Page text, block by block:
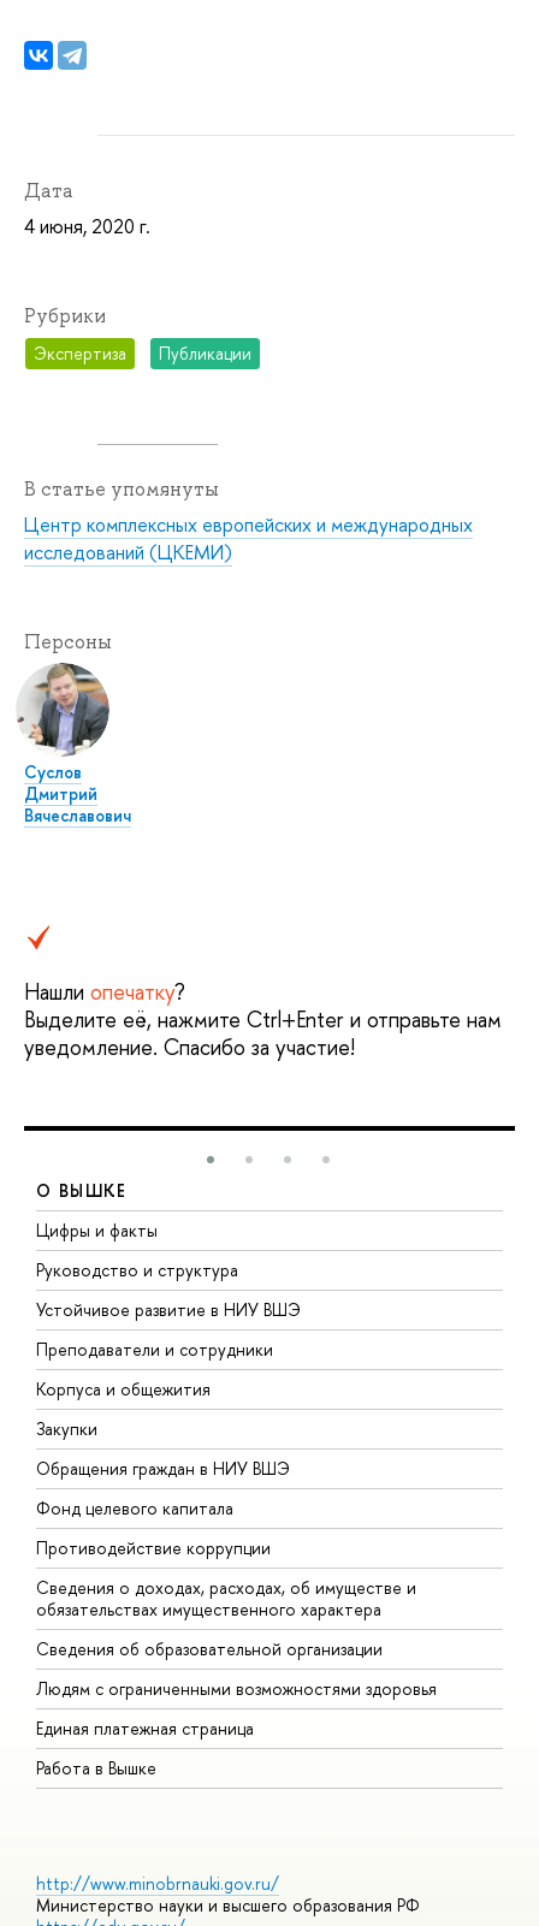
Дата
4 июня, 2020 г.
Рубрики
Экспертиза Публикации
В статье упомянуты
Центр комплексных европейских и международных
исследований (ЦКЕМИ)
Персоны
Суслов
Дмитрий
Вячеславович
Нашли опечатку?
Выделите её, нажмите Ctrl+Enter и отправьте нам
уведомление. Спасибо за участие!
О ВЫШКЕ
Цифры и факты
Руководство и структура
Устойчивое развитие в НИУ ВШЭ
Преподаватели и сотрудники
Корпуса и общежития
Закупки
Обращения граждан в НИУ ВШЭ
Фонд целевого капитала
Противодействие коррупции
Сведения о доходах, расходах, об имуществе и
обязательствах имущественного характера
Сведения об образовательной организации
Людям с ограниченными возможностями здоровья
Единая платежная страница
Работа в Вышке
http://www.minobrnauki.gov.ru/
Министерство науки и высшего образования РФ